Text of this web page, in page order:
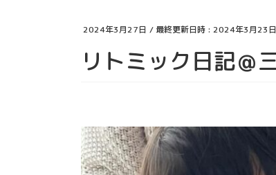
2024年3月27日 / 最終更新日時 : 2024年3月23日
リトミック日記＠